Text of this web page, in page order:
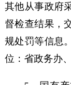
其他从事政府
督检查结果，
规处罚等信息
位：省政务办